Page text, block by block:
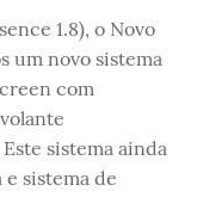
1.8), o Novo
um novo sistema
com
sistema ainda
sistema de